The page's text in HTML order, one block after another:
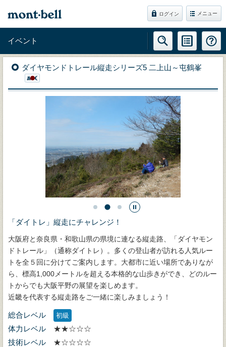
ログイン メニュー
イベント
ダイヤモンドトレール縦走シリーズ5 二上山～屯鶴峯
「ダイトレ」縦走にチャレンジ！
大阪府と奈良県・和歌山県の県境に連なる縦走路、「ダイヤモン
ドトレール」（通称ダイトレ）。多くの登山者が訪れる人気ルー
トを全５回に分けてご案内します。大都市に近い場所でありなが
ら、標高1,000メートルを超える本格的な山歩きができ、どのルー
トからでも大阪平野の展望を楽しめます。
近畿を代表する縦走路をご一緒に楽しみましょう！
総合レベル 初級
体力レベル
★★☆☆☆
技術レベル
★☆☆☆☆